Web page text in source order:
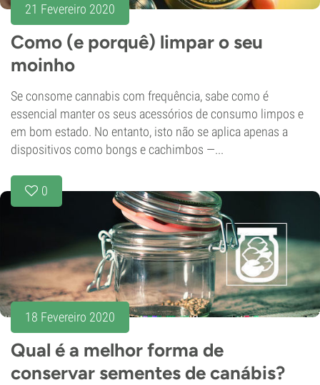
21 Fevereiro 2020
Como (e porquê) limpar o seu
moinho
Se consome cannabis com frequência, sabe como é
essencial manter os seus acessórios de consumo limpos e
em bom estado. No entanto, isto não se aplica apenas a
dispositivos como bongs e cachimbos —...
0
18 Fevereiro 2020
Qual é a melhor forma de
conservar sementes de canábis?